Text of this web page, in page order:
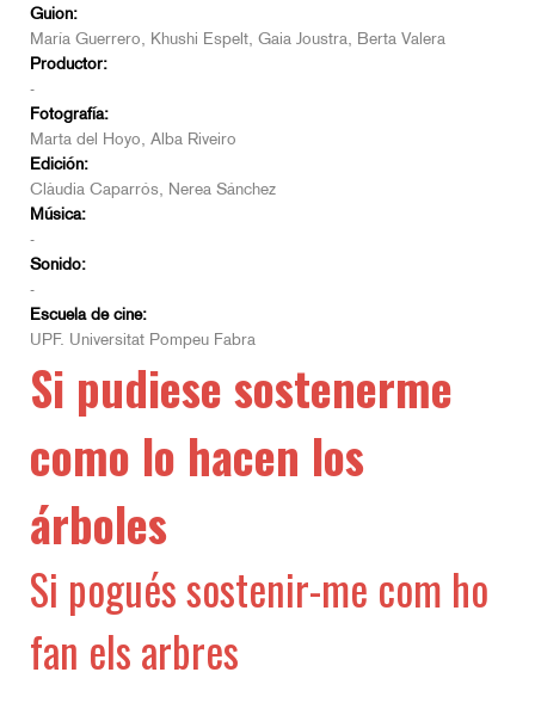
Guion:
María Guerrero, Khushi Espelt, Gaia Joustra, Berta Valera
Productor:
-
Fotografía:
Marta del Hoyo, Alba Riveiro
Edición:
Clàudia Caparrós, Nerea Sánchez
Música:
-
Sonido:
-
Escuela de cine:
UPF. Universitat Pompeu Fabra
Si pudiese sostenerme
como lo hacen los
árboles
Si pogués sostenir-me com ho
fan els arbres